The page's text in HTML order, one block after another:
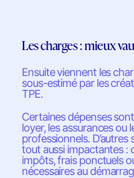
Les charges : mieux
Ensuite viennent les
sous-estimé par les
TPE.
Certaines dépenses
loyer, les assurances ou
professionnels.
tout aussi impactantes :
impôts, frais ponctuels
nécessaires au